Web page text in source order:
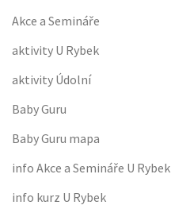
Akce a Semináře
aktivity U Rybek
aktivity Údolní
Baby Guru
Baby Guru mapa
info Akce a Semináře U Rybek
info kurz U Rybek